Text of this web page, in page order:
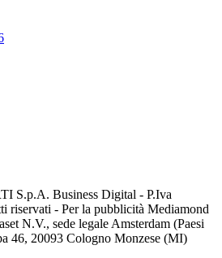
S.p.A. Business Digital - P.Iva
riservati - Per la pubblicità Mediamond
N.V., sede legale Amsterdam (Paesi
46, 20093 Cologno Monzese (MI)